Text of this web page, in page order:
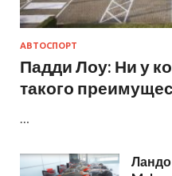
АВТОСПОРТ
Падди Лоу: Ни у
такого
…